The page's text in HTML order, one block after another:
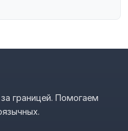
границей. Помогаем